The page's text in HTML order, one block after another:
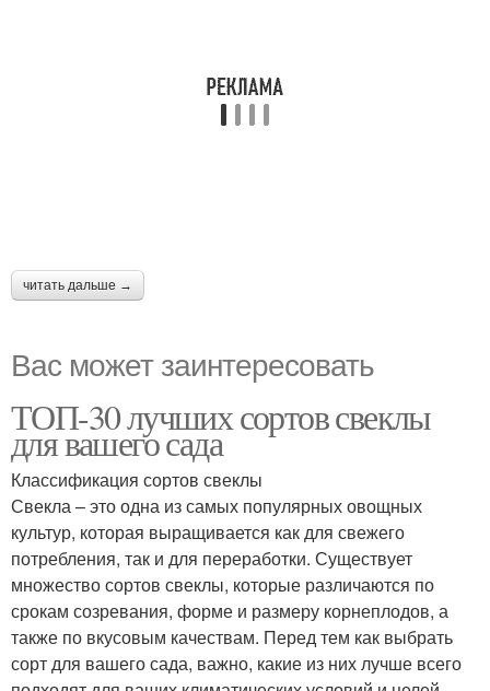
читать дальше →
Вас может заинтересовать
ТОП-30 лучших сортов свеклы
для вашего сада
Классификация сортов свеклы
Свекла – это одна из самых популярных овощных
культур, которая выращивается как для свежего
потребления, так и для переработки. Существует
множество сортов свеклы, которые различаются по
срокам созревания, форме и размеру корнеплодов, а
также по вкусовым качествам. Перед тем как выбрать
сорт для вашего сада, важно, какие из них лучше всего